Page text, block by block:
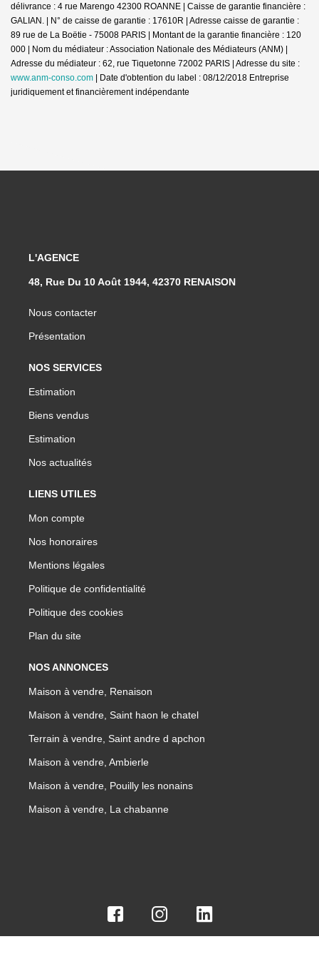
délivrance : 4 rue Marengo 42300 ROANNE | Caisse de garantie financière :
GALIAN. | N° de caisse de garantie : 17610R | Adresse caisse de garantie :
89 rue de La Boëtie - 75008 PARIS | Montant de la garantie financière : 120
000 | Nom du médiateur : Association Nationale des Médiateurs (ANM) |
Adresse du médiateur : 62, rue Tiquetonne 72002 PARIS | Adresse du site :
www.anm-conso.com | Date d'obtention du label : 08/12/2018 Entreprise
juridiquement et financièrement indépendante
L'AGENCE
48, Rue Du 10 Août 1944, 42370 RENAISON
Nous contacter
Présentation
NOS SERVICES
Estimation
Biens vendus
Estimation
Nos actualités
LIENS UTILES
Mon compte
Nos honoraires
Mentions légales
Politique de confidentialité
Politique des cookies
Plan du site
NOS ANNONCES
Maison à vendre, Renaison
Maison à vendre, Saint haon le chatel
Terrain à vendre, Saint andre d apchon
Maison à vendre, Ambierle
Maison à vendre, Pouilly les nonains
Maison à vendre, La chabanne